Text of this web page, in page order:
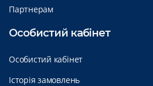
Партнерам
Особистий кабінет
Особистий кабінет
Історія замовлень